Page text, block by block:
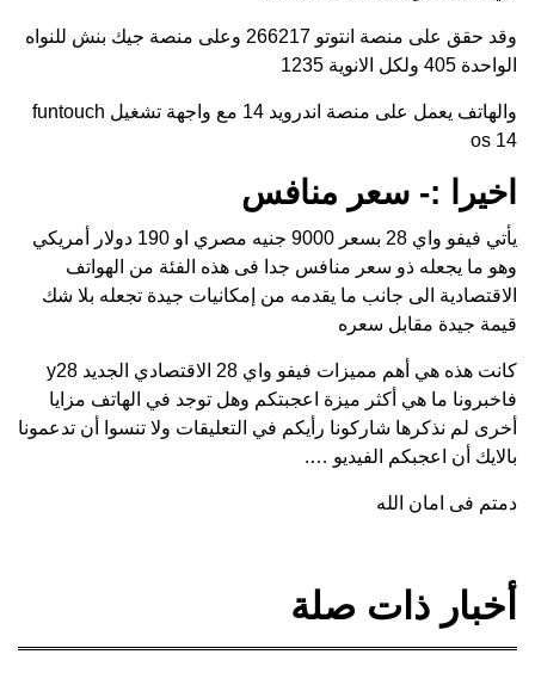
وقد حقق على منصة انتوتو 266217 وعلى منصة جيك بنش للنواه
الواحدة 405 ولكل الانوية 1235
والهاتف يعمل على منصة اندرويد 14 مع واجهة تشغيل funtouch
os 14
اخيرا :- سعر منافس
يأتي فيفو واي 28 بسعر 9000 جنيه مصري او 190 دولار أمريكي
وهو ما يجعله ذو سعر منافس جدا فى هذه الفئة من الهواتف
الاقتصادية الى جانب ما يقدمه من إمكانيات جيدة تجعله بلا شك
قيمة جيدة مقابل سعره
كانت هذه هي أهم مميزات فيفو واي 28 الاقتصادي الجديد y28
فاخبرونا ما هي أكثر ميزة اعجبتكم وهل توجد في الهاتف مزايا
أخرى لم نذكرها شاركونا رأيكم في التعليقات ولا تنسوا أن تدعمونا
بالايك أن اعجبكم الفيديو ….
دمتم فى امان الله
أخبار ذات صلة